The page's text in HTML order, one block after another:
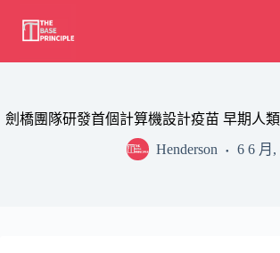
content
劍橋團隊研發首個計算機設計疫苗 早期人
Henderson
6 6 月,